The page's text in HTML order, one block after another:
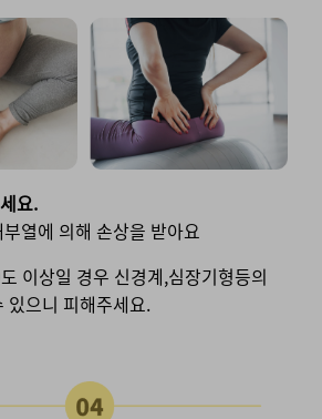
요.
열에 의해 손상을 받아요
이상일 경우 신경계,심장기형등의
있으니 피해주세요.